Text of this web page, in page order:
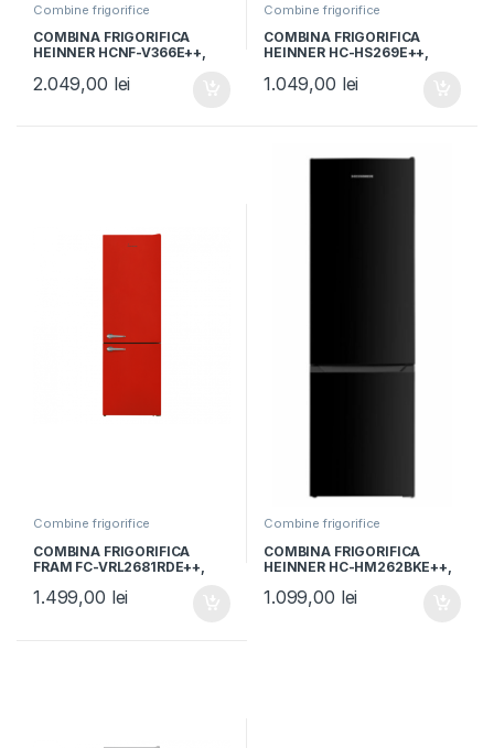
Combine frigorifice
COMBINA FRIGORIFICA
HEINNER HCNF-V366E++,
No Frost, H 201cm, Alb
2.049,00 lei
Combine frigorifice
COMBINA FRIGORIFICA
HEINNER HC-HS269E++,
mecanic, Iluminare LED, H
180cm, Alb
1.049,00 lei
Combine frigorifice
COMBINA FRIGORIFICA
FRAM FC-VRL2681RDE++,
Iluminare LED, Control
1.499,00 lei
Combine frigorifice
COMBINA FRIGORIFICA
HEINNER HC-HM262BKE++,
electronic, H 180cm, Negru
1.099,00 lei